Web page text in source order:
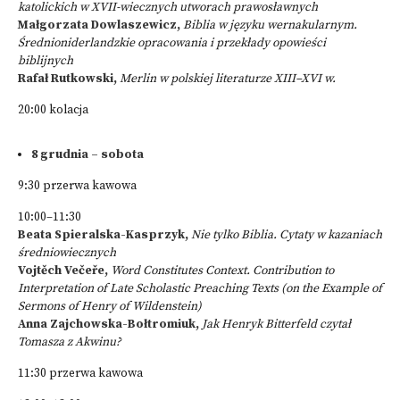
katolickich w XVII-wiecznych utworach prawosławnych
Małgorzata Dowlaszewicz,Biblia w języku wernakularnym.
Średnioniderlandzkie opracowania i przekłady opowieści
biblijnych
Rafał Rutkowski,Merlin w polskiej literaturze XIII–XVI w.
20:00 kolacja
8 grudnia – sobota
9:30 przerwa kawowa
10:00–11:30
Beata Spieralska-Kasprzyk,Nie tylko Biblia. Cytaty w kazaniach
średniowiecznych
Vojtěch Večeře, Word Constitutes Context. Contribution to
Interpretation of Late Scholastic Preaching Texts (on the Example of
Sermons of Henry of Wildenstein)
Anna Zajchowska-Bołtromiuk, Jak Henryk Bitterfeld czytał
Tomasza z Akwinu?
11:30 przerwa kawowa